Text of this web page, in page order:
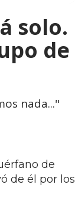
solo.
de
nada..."
de
de él por los